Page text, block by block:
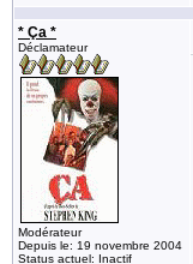
* Ça *
Déclamateur
Modérateur
Depuis le: 19 novembre 2004
Status actuel: Inactif